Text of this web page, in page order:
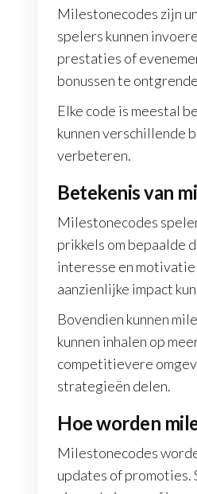
Milestonecodes zijn
spelers kunnen
prestaties of
bonussen te
Elke code is meestal
kunnen verschillende
verbeteren.
Betekenis van
Milestonecodes
prikkels om bepaalde
interesse en motivatie
aanzienlijke impact
Bovendien kunnen
kunnen inhalen op
competitievere
strategieën delen.
Hoe worden
Milestonecodes
updates of promoties.